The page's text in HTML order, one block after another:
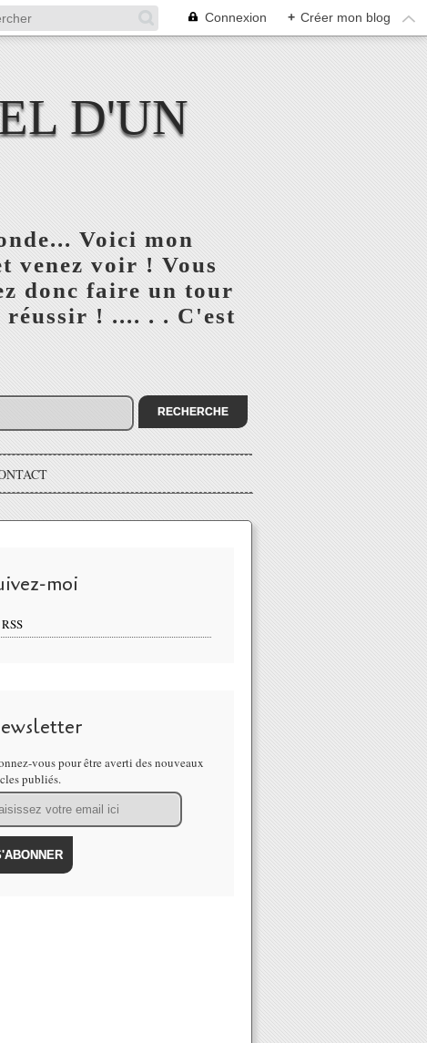
Connexion + Créer mon blog
D'UN
Voici mon
venez voir ! Vous
donc faire un tour
! .... . . C'est
moi
RSS
vous pour être averti des nouveaux
publiés.